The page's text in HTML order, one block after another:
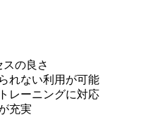
の良さ
れない利用が可能
レーニングに対応
充実